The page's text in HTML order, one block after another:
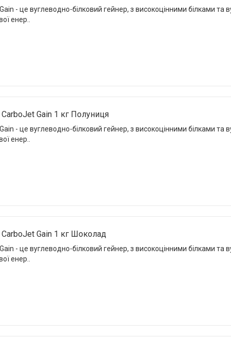
- це вуглеводно-білковий гейнер, з високоцінними білками та
енер..
Gain 1 кг Полуниця
- це вуглеводно-білковий гейнер, з високоцінними білками та
енер..
Gain 1 кг Шоколад
- це вуглеводно-білковий гейнер, з високоцінними білками та
енер..